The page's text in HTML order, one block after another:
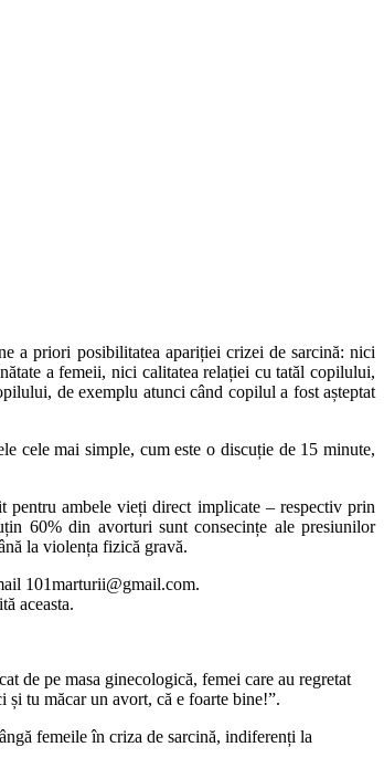
a priori posibilitatea apariției crizei de sarcină: nici
a femeii, nici calitatea relației cu tatăl copilului,
de exemplu atunci când copilul a fost așteptat
cele mai simple, cum este o discuție de 15 minute,
pentru ambele vieți direct implicate – respectiv prin
60% din avorturi sunt consecințe ale presiunilor
la violența fizică gravă.
101marturii@gmail.com.
aceasta.
de pe masa ginecologică, femei care au regretat
și tu măcar un avort, că e foarte bine!”.
femeile în criza de sarcină, indiferenți la